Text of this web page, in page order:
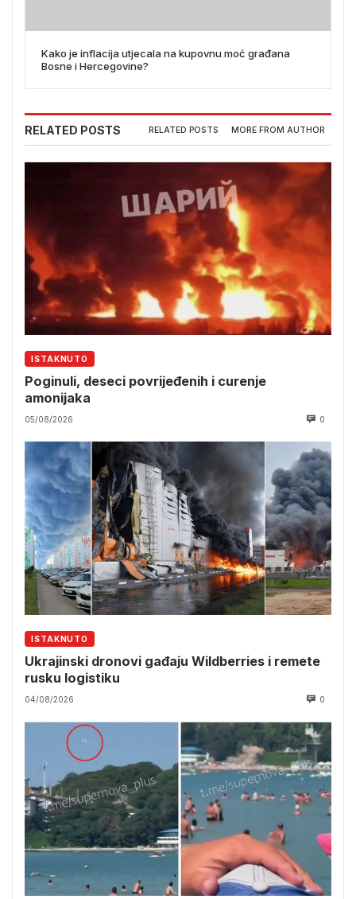
Kako je inflacija utjecala na kupovnu moć građana
Bosne i Hercegovine?
RELATED POSTS RELATED POSTS MORE FROM AUTHOR
ISTAKNUTO
Poginuli, deseci povrijeđenih i curenje
amonijaka
05/08/2026 0
ISTAKNUTO
Ukrajinski dronovi gađaju Wildberries i remete
rusku logistiku
04/08/2026 0